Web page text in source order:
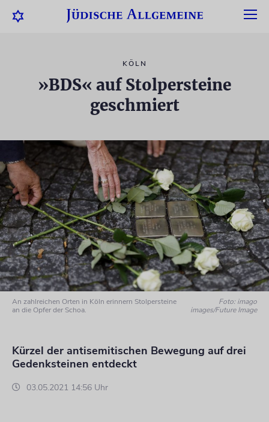
KÖLN
»BDS« auf Stolpersteine
geschmiert
An zahlreichen Orten in Köln erinnern Stolpersteine
an die Opfer der Schoa.
Foto: imago
images/Future Image
Kürzel der antisemitischen Bewegung auf drei
Gedenksteinen entdeckt
03.05.2021 14:56 Uhr